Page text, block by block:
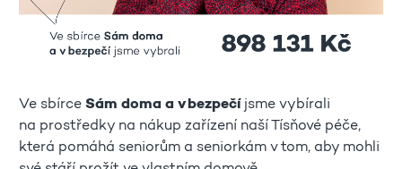
Ve sbírce Sám doma a v bezpečí jsme vybírali
na prostředky na nákup zařízení naší Tísňové péče,
která pomáhá seniorům a seniorkám v tom, aby mohli